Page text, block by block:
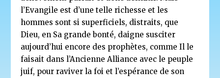
l’Evangile est d’une telle richesse et les
hommes sont si superficiels, distraits, que
Dieu, en Sa grande bonté, daigne susciter
aujourd’hui encore des prophètes, comme Il le
faisait dans l’Ancienne Alliance avec le peuple
juif, pour raviver la foi et l’espérance de son